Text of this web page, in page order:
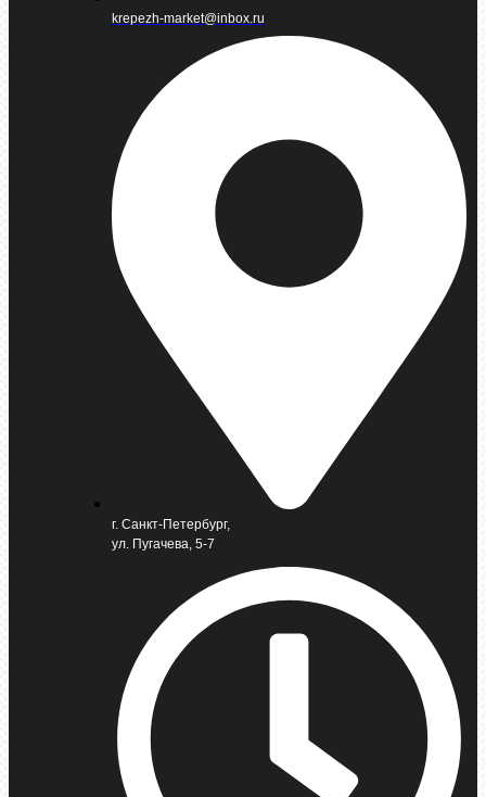
krepezh-market@inbox.ru
г. Санкт-Петербург,
ул. Пугачева, 5-7